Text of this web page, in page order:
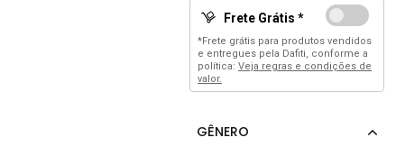
Frete Grátis *
*Frete grátis para produtos vendidos
e entregues pela Dafiti, conforme a
política: Veja regras e condições de
valor.